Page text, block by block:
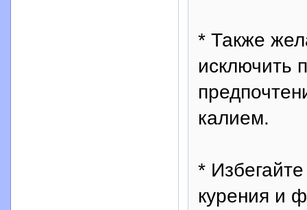
* Также
исключить
калием.
*
курения и